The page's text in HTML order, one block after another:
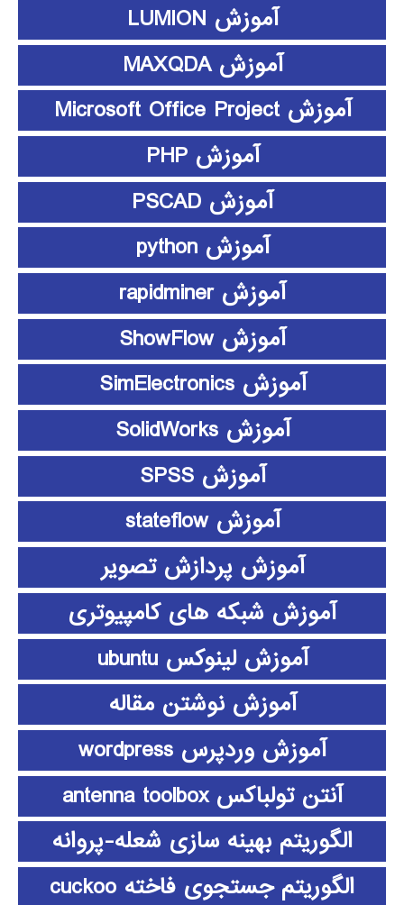
آموزش LUMION
آموزش MAXQDA
آموزش Microsoft Office Project
آموزش PHP
آموزش PSCAD
آموزش python
آموزش rapidminer
آموزش ShowFlow
آموزش SimElectronics
آموزش SolidWorks
آموزش SPSS
آموزش stateflow
آموزش پردازش تصویر
آموزش شبکه های کامپیوتری
آموزش لینوکس ubuntu
آموزش نوشتن مقاله
آموزش وردپرس wordpress
آنتن تولباکس antenna toolbox
الگوریتم بهینه سازی شعله-پروانه
الگوریتم جستجوی فاخته cuckoo